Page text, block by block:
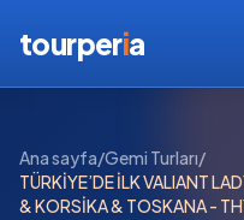
tourperia
Ana sayfa/Gemi Turları/
TÜRKİYE’DE İLK VALIANT
& KORSİKA & TOSKANA -